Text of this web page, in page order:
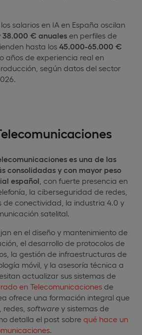
los salarios en IA en España oscilan
38.000 € anuales en perfiles de
hasta los 45.000-65.000 €
años de experiencia real en
según datos del sector
es una de las
consolidadas y con mayor peso
español , con fuerte presencia en
la ciberseguridad de redes,
de conectividad, la industria 4.0 y
satelital.
en el diseño y mantenimiento de
el desarrollo de protocolos de
la gestión de infraestructuras de
móvil, y la asesoría técnica a
actualizar sus sistemas de
en Telecomunicaciones de
ofrece una formación integral que
software y sistemas de
detalla el post sobre qué hace un